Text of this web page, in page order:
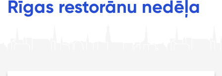
Rīgas restorānu nedēļa